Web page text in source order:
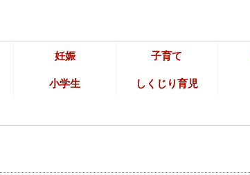
妊娠 子育て
小学生 しくじり育児